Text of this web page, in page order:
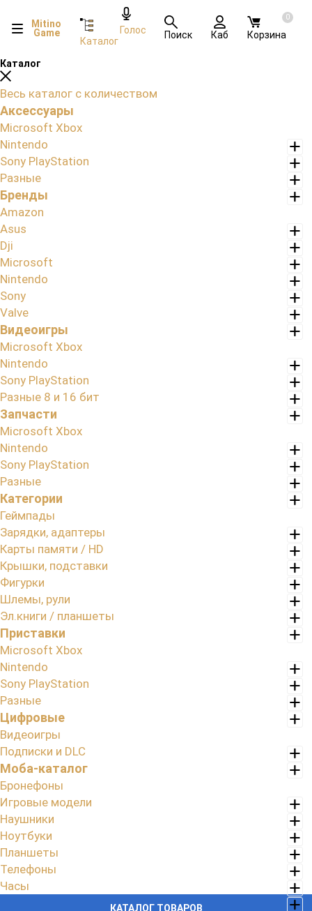
КАТАЛОГ ТОВАРОВ
Mitino
Game
Каталог
Голос Поиск Каб
0
Корзина
Каталог
Весь каталог с количеством
Аксессуары
Microsoft Xbox
Nintendo
Sony PlayStation
Разные
Бренды
Amazon
Asus
Dji
Microsoft
Nintendo
Sony
Valve
Видеоигры
Microsoft Xbox
Nintendo
Sony PlayStation
Разные 8 и 16 бит
Запчасти
Microsoft Xbox
Nintendo
Sony PlayStation
Разные
Категории
Геймпады
Зарядки, адаптеры
Карты памяти / HD
Крышки, подставки
Фигурки
Шлемы, рули
Эл.книги / планшеты
Приставки
Microsoft Xbox
Nintendo
Sony PlayStation
Разные
Цифровые
Видеоигры
Подписки и DLC
Моба-каталог
Бронефоны
Игровые модели
Наушники
Ноутбуки
Планшеты
Телефоны
Часы